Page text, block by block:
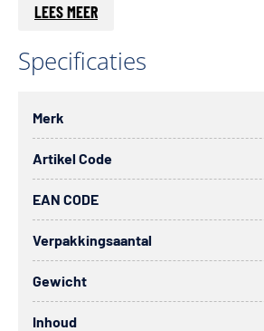
LEES MEER
Specificaties
Merk
Artikel Code
EAN CODE
Verpakkingsaantal
Gewicht
Inhoud